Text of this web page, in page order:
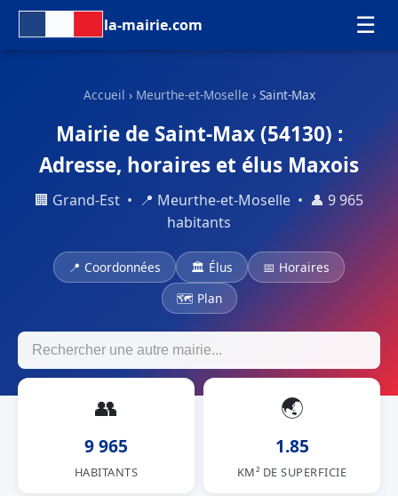
la-mairie.com ☰
Accueil › Meurthe-et-Moselle › Saint-Max
Mairie de Saint-Max (54130) :
Adresse, horaires et élus Maxois
🏢 Grand-Est • 📍 Meurthe-et-Moselle • 👤 9 965
habitants
📍 Coordonnées 🏛 Élus
📅 Horaires
🗺 Plan
👥
9 965
HABITANTS
🌏
1.85
KM² DE SUPERFICIE